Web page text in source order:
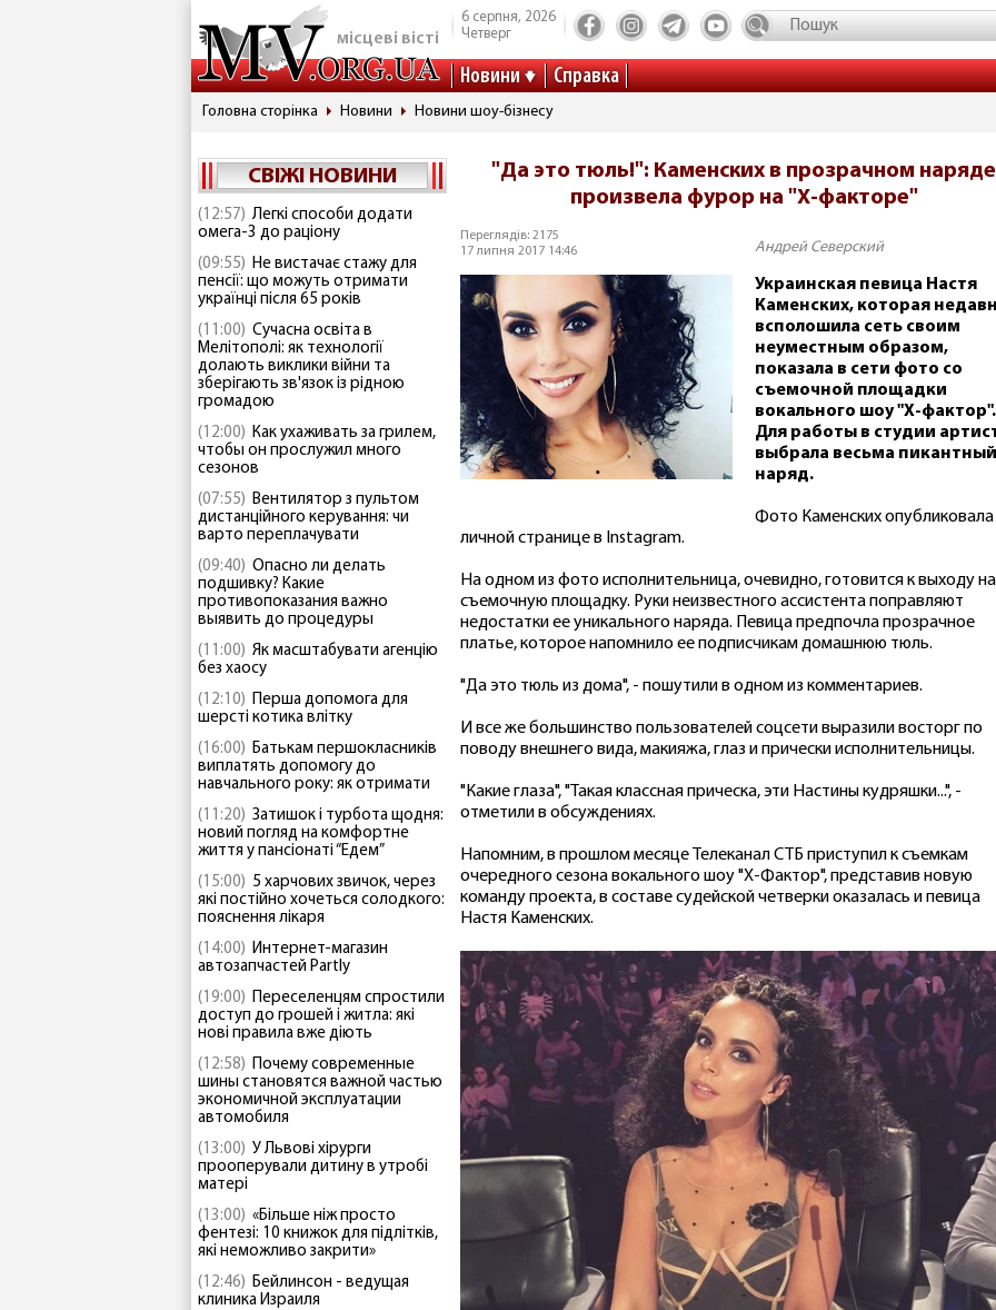
місцеві вісті
6 серпня, 2026
Четверг
Новини Справка
Головна сторінка Новини Новини шоу-бізнесу
СВІЖІ НОВИНИ
(12:57) Легкі способи додати
омега-3 до раціону
(09:55) Не вистачає стажу для
пенсії: що можуть отримати
українці після 65 років
(11:00) Сучасна освіта в
Мелітополі: як технології
долають виклики війни та
зберігають зв'язок із рідною
громадою
(12:00) Как ухаживать за грилем,
чтобы он прослужил много
сезонов
(07:55) Вентилятор з пультом
дистанційного керування: чи
варто переплачувати
(09:40) Опасно ли делать
подшивку? Какие
противопоказания важно
выявить до процедуры
(11:00) Як масштабувати агенцію
без хаосу
(12:10) Перша допомога для
шерсті котика влітку
(16:00) Батькам першокласників
виплатять допомогу до
навчального року: як отримати
(11:20) Затишок і турбота щодня:
новий погляд на комфортне
життя у пансіонаті “Едем”
(15:00) 5 харчових звичок, через
які постійно хочеться солодкого:
пояснення лікаря
(14:00) Интернет-магазин
автозапчастей Partly
(19:00) Переселенцям спростили
доступ до грошей і житла: які
нові правила вже діють
(12:58) Почему современные
шины становятся важной частью
экономичной эксплуатации
автомобиля
(13:00) У Львові хірурги
прооперували дитину в утробі
матері
(13:00) «Більше ніж просто
фентезі: 10 книжок для підлітків,
які неможливо закрити»
(12:46) Бейлинсон - ведущая
клиника Израиля
"Да это тюль!": Каменских в прозрачном наряде
произвела фурор на "Х-факторе"
Переглядів: 2175
17 липня 2017 14:46
Андрей Северский
Украинская певица Настя
Каменских, которая
всполошила сеть своим
неуместным образом,
показала в сети фото со
съемочной площадки
вокального шоу "Х-фактор".
Для работы в студии
выбрала весьма пикантный
наряд.
Фото Каменских опубликовала
личной странице в Instagram.
На одном из фото исполнительница, очевидно, готовится к выходу на
съемочную площадку. Руки неизвестного ассистента поправляют
недостатки ее уникального наряда. Певица предпочла прозрачное
платье, которое напомнило ее подписчикам домашнюю тюль.
"Да это тюль из дома", - пошутили в одном из комментариев.
И все же большинство пользователей соцсети выразили восторг по
поводу внешнего вида, макияжа, глаз и прически исполнительницы.
"Какие глаза", "Такая классная прическа, эти Настины кудряшки...", -
отметили в обсуждениях.
Напомним, в прошлом месяце Телеканал СТБ приступил к съемкам
очередного сезона вокального шоу "Х-Фактор", представив новую
команду проекта, в составе судейской четверки оказалась и певица
Настя Каменских.